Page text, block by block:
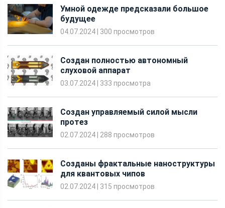
Умной одежде предсказали большое
будущее
04.07.2024 300 просмотров
Создан полностью автономный
слуховой аппарат
03.07.2024 333 просмотра
Создан управляемый силой мысли
протез
02.07.2024 288 просмотров
Созданы фрактальные наноструктуры
для квантовых чипов
02.07.2024 315 просмотров